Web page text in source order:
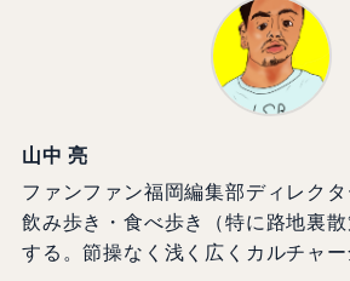
山中 亮
ファンファン福岡編集部ディレクタ
飲み歩き・食べ歩き（特に路地裏
する。節操なく浅く広くカルチャー